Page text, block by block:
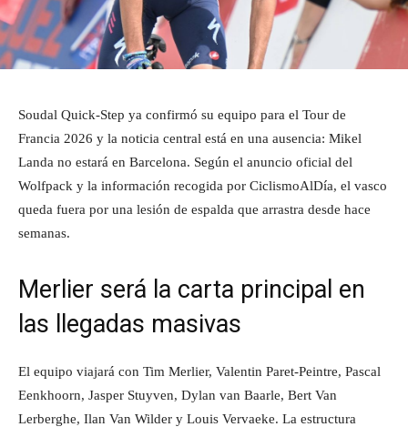
Soudal Quick-Step ya confirmó su equipo para el Tour de
Francia 2026 y la noticia central está en una ausencia: Mikel
Landa no estará en Barcelona. Según el anuncio oficial del
Wolfpack y la información recogida por CiclismoAlDía, el vasco
queda fuera por una lesión de espalda que arrastra desde hace
semanas.
Merlier será la carta principal en
las llegadas masivas
El equipo viajará con Tim Merlier, Valentin Paret-Peintre, Pascal
Eenkhoorn, Jasper Stuyven, Dylan van Baarle, Bert Van
Lerberghe, Ilan Van Wilder y Louis Vervaeke. La estructura